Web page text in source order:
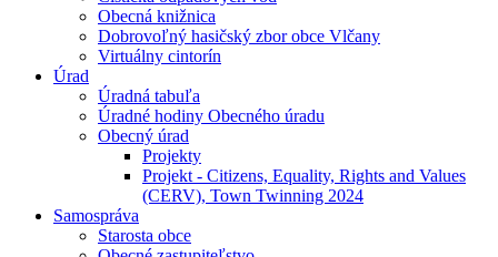
Obecná knižnica
Dobrovoľný hasičský zbor obce Vlčany
Virtuálny cintorín
Úrad
Úradná tabuľa
Úradné hodiny Obecného úradu
Obecný úrad
Projekty
Projekt - Citizens, Equality, Rights and Values
(CERV), Town Twinning 2024
Samospráva
Starosta obce